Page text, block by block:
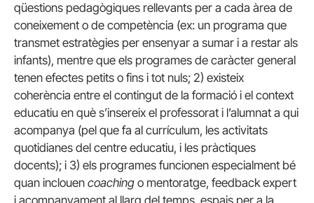
qüestions pedagògiques rellevants per a cada àrea de
coneixement o de competència (ex: un programa que
transmet estratègies per ensenyar a sumar i a restar als
infants), mentre que els programes de caràcter general
tenen efectes petits o fins i tot nuls; 2) existeix
coherència entre el contingut de la formació i el context
educatiu en què s’insereix el professorat i l’alumnat a qui
acompanya (pel que fa al currículum, les activitats
quotidianes del centre educatiu, i les pràctiques
docents); i 3) els programes funcionen especialment bé
quan inclouen coaching o mentoratge, feedback expert